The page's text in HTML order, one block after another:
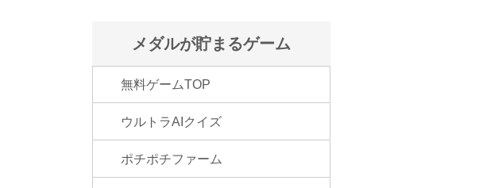
メダルが貯まるゲーム
無料ゲームTOP
ウルトラAIクイズ
ポチポチファーム